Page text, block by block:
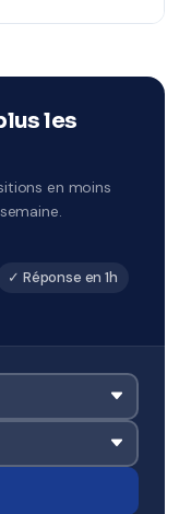
les
en moins
✓ Réponse en 1h